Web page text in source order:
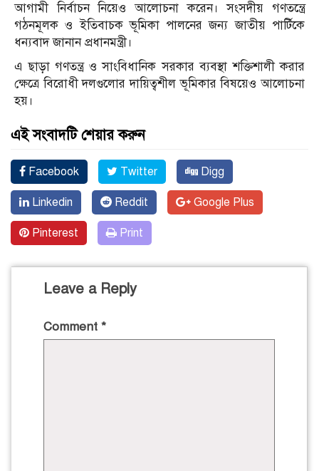
আগামী নির্বাচন নিয়েও আলোচনা করেন। সংসদীয় গণতন্ত্রে
গঠনমূলক ও ইতিবাচক ভূমিকা পালনের জন্য জাতীয় পার্টিকে
ধন্যবাদ জানান প্রধানমন্ত্রী।
এ ছাড়া গণতন্ত্র ও সাংবিধানিক সরকার ব্যবস্থা শক্তিশালী করার
ক্ষেত্রে বিরোধী দলগুলোর দায়িত্বশীল ভূমিকার বিষয়েও আলোচনা
হয়।
এই সংবাদটি শেয়ার করুন
Facebook Twitter Digg
Linkedin Reddit Google Plus
Pinterest Print
Leave a Reply
Comment *